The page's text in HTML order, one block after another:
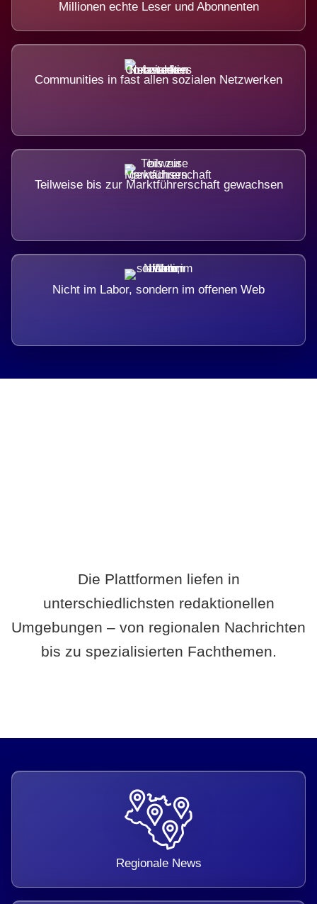
Millionen echte Leser und Abonnenten
Communities in fast allen sozialen Netzwerken
Teilweise bis zur Marktführerschaft gewachsen
Nicht im Labor, sondern im offenen Web
Die Plattformen liefen in
unterschiedlichsten redaktionellen
Umgebungen – von regionalen Nachrichten
bis zu spezialisierten Fachthemen.
Regionale News